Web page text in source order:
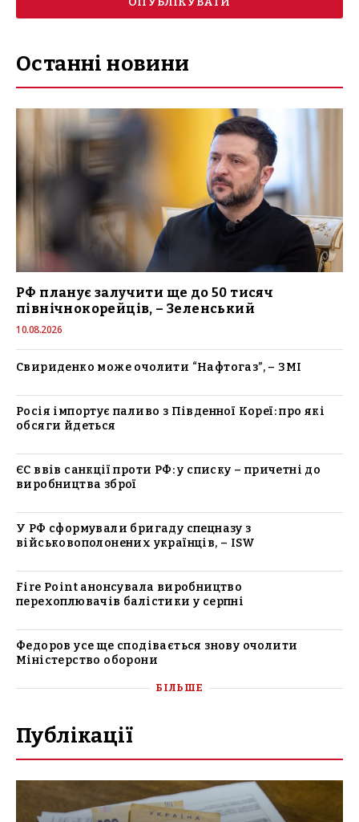
Останні новини
РФ планує залучити ще до 50 тисяч
північнокорейців, – Зеленський
10.08.2026
Свириденко може очолити “Нафтогаз”, – ЗМІ
Росія імпортує паливо з Південної Кореї: про які
обсяги йдеться
ЄС ввів санкції проти РФ: у списку – причетні до
виробництва зброї
У РФ сформували бригаду спецназу з
військовополонених українців, – ISW
Fire Point анонсувала виробництво
перехоплювачів балістики у серпні
Федоров усе ще сподівається знову очолити
Міністерство оборони
БІЛЬШЕ
Публікації